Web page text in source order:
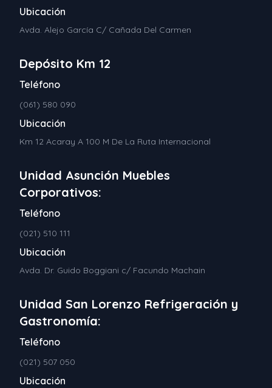
Ubicación
Avda. Alejo García C/ Cañada Del Carmen
Depósito Km 12
Teléfono
(061) 580 090
Ubicación
Km 12 Acaray A 100 M De La Ruta Internacional
Unidad Asunción Muebles
Corporativos:
Teléfono
(021) 510 111
Ubicación
Avda. Dr. Guido Boggiani c/ Facundo Machain
Unidad San Lorenzo Refrigeración y
Gastronomía:
Teléfono
(021) 507 050
Ubicación